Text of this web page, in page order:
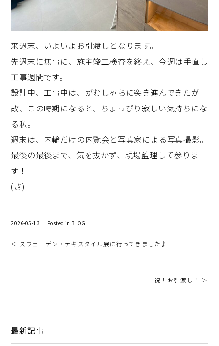
来週末、いよいよお引渡しとなります。
先週末に無事に、施主竣工検査を終え、今週は手直し
工事週間です。
設計中、工事中は、がむしゃらに突き進んできたが
故、この時期になると、ちょっぴり寂しい気持ちにな
る私。
週末は、内輪だけの内覧会と写真家による写真撮影。
最後の最後まで、気を抜かず、現場監理して参りま
す！
(さ)
2026-05-13 ｜ Posted in BLOG
＜ スウェーデン・テキスタイル展に行ってきました♪
祝！お引渡し！ ＞
最新記事